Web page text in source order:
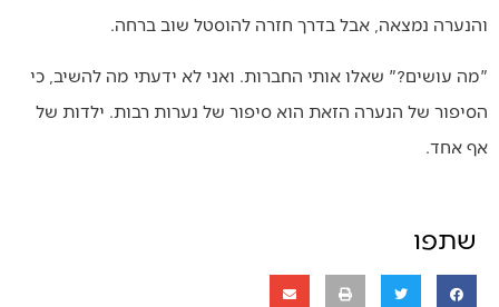
והנערה נמצאה, אבל בדרך חזרה להוסטל שוב ברחה.
"מה עושים?" שאלו אותי החברות. ואני לא ידעתי מה להשיב, כי
הסיפור של הנערה הזאת הוא סיפור של נערות רבות. ילדות של
אף אחד.
שתפו